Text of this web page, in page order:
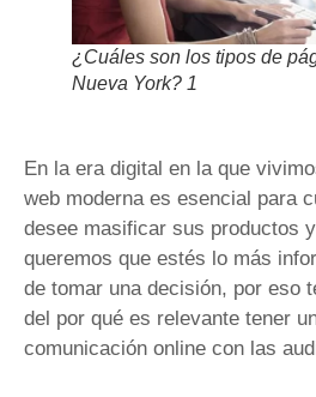
¿Cuáles son los tipos de
Nueva York? 1
En la era digital en la que
web moderna es esencial para
desee masificar sus productos
queremos que estés lo más
de tomar una decisión, por eso
del por qué es relevante tener
comunicación online con las